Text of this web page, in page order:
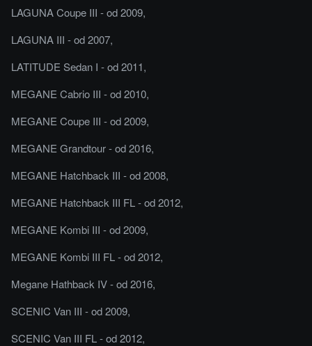
LAGUNA Coupe III - od 2009,
LAGUNA III - od 2007,
LATITUDE Sedan I - od 2011,
MEGANE Cabrio III - od 2010,
MEGANE Coupe III - od 2009,
MEGANE Grandtour - od 2016,
MEGANE Hatchback III - od 2008,
MEGANE Hatchback III FL - od 2012,
MEGANE Kombi III - od 2009,
MEGANE Kombi III FL - od 2012,
Megane Hathback IV - od 2016,
SCENIC Van III - od 2009,
SCENIC Van III FL - od 2012,